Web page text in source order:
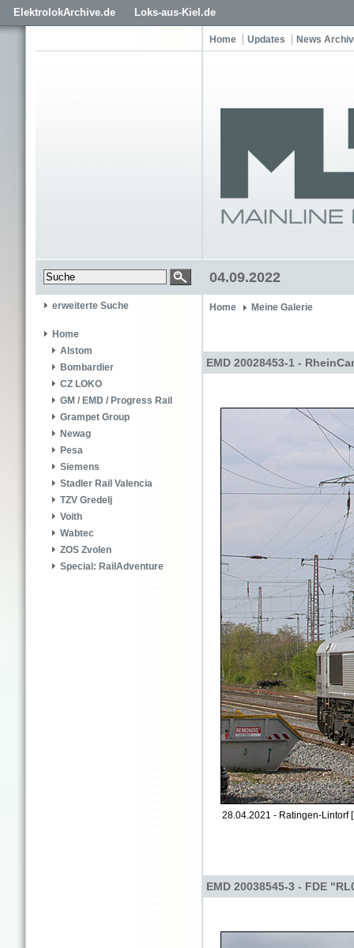
ElektrolokArchive.de Loks-aus-Kiel.de
Home Updates News Archiv
04.09.2022
erweiterte Suche
Home
Alstom
Bombardier
CZ LOKO
GM / EMD / Progress Rail
Grampet Group
Newag
Pesa
Siemens
Stadler Rail Valencia
TZV Gredelj
Voith
Wabtec
ZOS Zvolen
Special: RailAdventure
Home Meine Galerie
EMD 20028453-1 -
28.04.2021 - Ratingen-Lintorf
EMD 20038545-3 - FDE